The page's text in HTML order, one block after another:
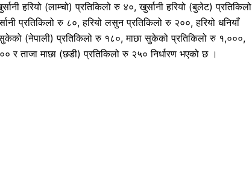
हरियो (लाम्चो) प्रतिकिलो रु ४०, खुर्सानी हरियो (बुलेट) प्रतिकिलो
प्रतिकिलो रु ८०, हरियो लसुन प्रतिकिलो रु २००, हरियो धनियाँ
(नेपाली) प्रतिकिलो रु १८०, माछा सुकेको प्रतिकिलो रु १,०००,
र ताजा माछा (छडी) प्रतिकिलो रु २५० निर्धारण भएको छ ।